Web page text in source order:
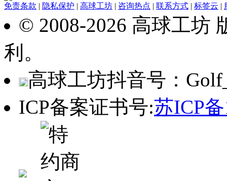
免责条款 | 隐私保护 | 高球工坊 | 咨询热点 | 联系方式 | 标签云 |
© 2008-2026 高球工坊
利。
高球工坊抖音号：
ICP备案证书号:苏ICP